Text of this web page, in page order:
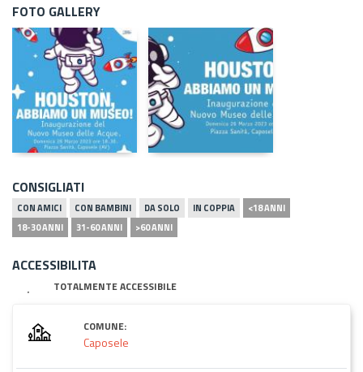
FOTO GALLERY
CONSIGLIATI
CON AMICI CON BAMBINI DA SOLO IN COPPIA
<18 ANNI
18-30 ANNI
31-60 ANNI >60 ANNI
ACCESSIBILITA
TOTALMENTE ACCESSIBILE
COMUNE:
Caposele